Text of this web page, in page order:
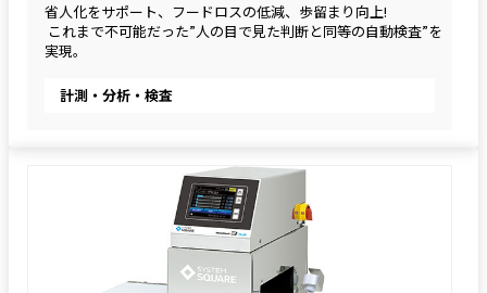
省人化をサポート、フードロスの低減、歩留まり向上!
これまで不可能だった”人の目で見た判断と同等の自動検査”を
実現。
計測・分析・検査